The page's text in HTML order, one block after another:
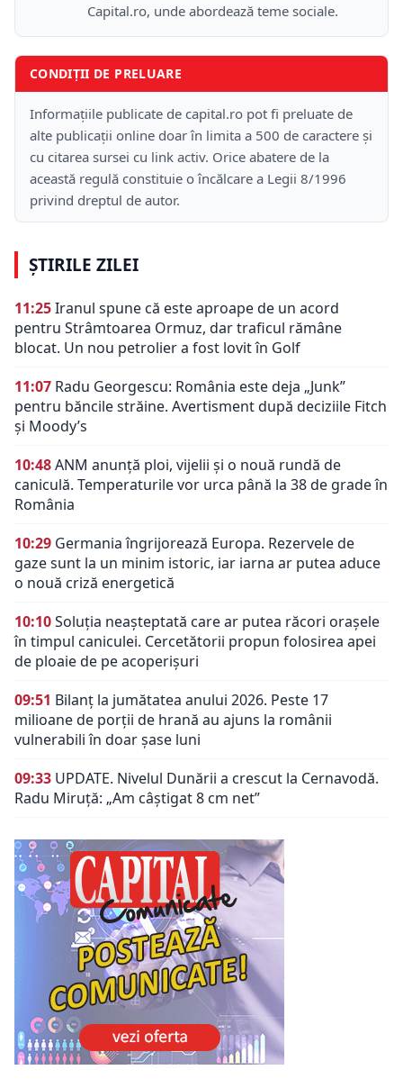
Capital.ro, unde abordează teme sociale.
CONDIȚII DE PRELUARE
Informațiile publicate de capital.ro pot fi preluate de
alte publicații online doar în limita a 500 de caractere și
cu citarea sursei cu link activ. Orice abatere de la
această regulă constituie o încălcare a Legii 8/1996
privind dreptul de autor.
ȘTIRILE ZILEI
11:25Iranul spune că este aproape de un acord
pentru Strâmtoarea Ormuz, dar traficul rămâne
blocat. Un nou petrolier a fost lovit în Golf
11:07 Radu Georgescu: România este deja „Junk”
pentru băncile străine. Avertisment după deciziile Fitch
și Moody’s
10:48ANM anunță ploi, vijelii și o nouă rundă de
caniculă. Temperaturile vor urca până la 38 de grade în
România
10:29 Germania îngrijorează Europa. Rezervele de
gaze sunt la un minim istoric, iar iarna ar putea aduce
o nouă criză energetică
10:10Soluția neașteptată care ar putea răcori orașele
în timpul caniculei. Cercetătorii propun folosirea apei
de ploaie de pe acoperișuri
09:51 Bilanț la jumătatea anului 2026. Peste 17
milioane de porții de hrană au ajuns la românii
vulnerabili în doar șase luni
09:33 UPDATE. Nivelul Dunării a crescut la Cernavodă.
Radu Miruță: „Am câștigat 8 cm net”